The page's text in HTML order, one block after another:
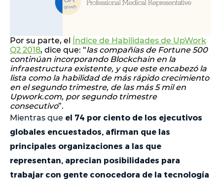
Por su parte, el Índice de Habilidades de UpWork
Q2 2018, dice que: “las compañías de Fortune 500
continúan incorporando Blockchain en la
infraestructura existente, y que este encabezó la
lista como la habilidad de más rápido crecimiento
en el segundo trimestre, de las más 5 mil en
Upwork.com, por segundo trimestre
consecutivo”.
Mientras que el 74 por ciento de los ejecutivos
globales encuestados, afirman que las
principales organizaciones a las que
representan, aprecian posibilidades para
trabajar con gente conocedora de la tecnología